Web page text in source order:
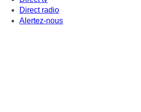
Direct radio
Alertez-nous